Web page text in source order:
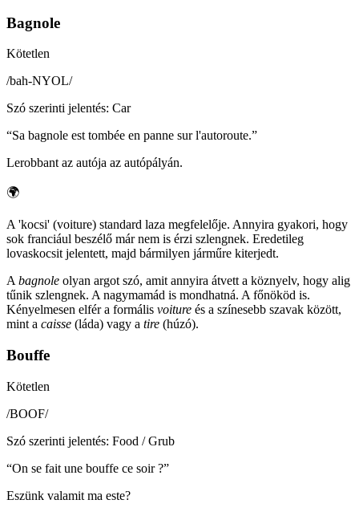
Bagnole
Kötetlen
/bah-NYOL/
Szó szerinti jelentés: Car
“Sa bagnole est tombée en panne sur l'autoroute.”
Lerobbant az autója az autópályán.
🌍
A 'kocsi' (voiture) standard laza megfelelője. Annyira gyakori, hogy
sok franciául beszélő már nem is érzi szlengnek. Eredetileg
lovaskocsit jelentett, majd bármilyen járműre kiterjedt.
A bagnole olyan argot szó, amit annyira átvett a köznyelv, hogy alig
tűnik szlengnek. A nagymamád is mondhatná. A főnököd is.
Kényelmesen elfér a formális voiture és a színesebb szavak között,
mint a caisse (láda) vagy a tire (húzó).
Bouffe
Kötetlen
/BOOF/
Szó szerinti jelentés: Food / Grub
“On se fait une bouffe ce soir ?”
Eszünk valamit ma este?